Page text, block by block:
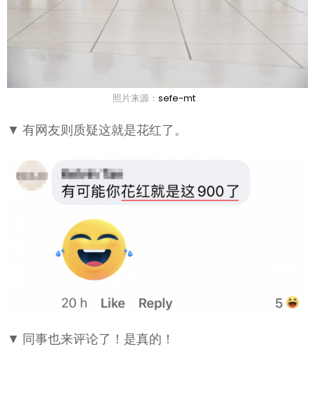
照片来源： sefe-mt
▼ 有网友则质疑这就是花红了。
▼ 同事也来评论了！是真的！